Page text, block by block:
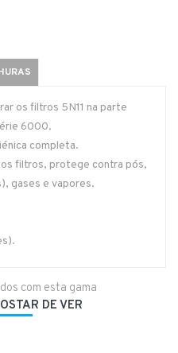
os filtros 5N11 na parte
6000.
completa.
filtros, protege contra pós,
gases e vapores.
com esta gama
DE VER